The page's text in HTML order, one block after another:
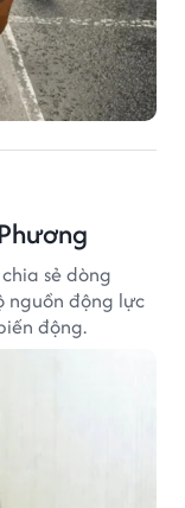
sẻ dòng
nguồn động lực
động.